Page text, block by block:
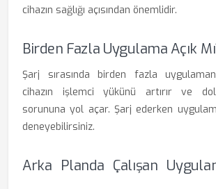
cihazın sağlığı açısından önemlidir.
Birden Fazla Uygulama Açık
Şarj sırasında birden fazla
cihazın işlemci yükünü artırır ve
sorununa yol açar. Şarj ederken
deneyebilirsiniz.
Arka Planda Çalışan